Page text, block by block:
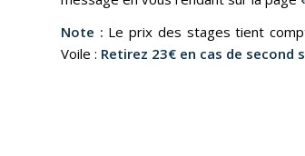
Note : Le prix des stages tient
Voile : Retirez 23€ en cas de second